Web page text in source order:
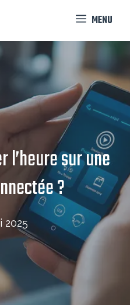
MENU
l’heure sur une
?
2025